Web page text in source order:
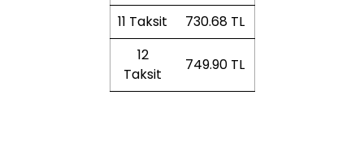
11 Taksit
730.68 TL
12
Taksit
749.90 TL